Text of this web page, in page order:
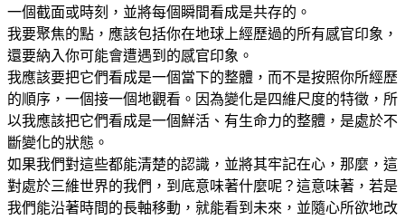
一個截面或時刻，並將每個瞬間看成是共存的。
我要聚焦的點，應該包括你在地球上經歷過的所有感官印象，
還要納入你可能會遭遇到的感官印象。
我應該要把它們看成是一個當下的整體，而不是按照你所經歷
的順序，一個接一個地觀看。因為變化是四維尺度的特徵，所
以我應該把它們看成是一個鮮活、有生命力的整體，是處於不
斷變化的狀態。
如果我們對這些都能清楚的認識，並將其牢記在心，那麼，這
對處於三維世界的我們，到底意味著什麼呢？這意味著，若是
我們能沿著時間的長軸移動，就能看到未來，並隨心所欲地改